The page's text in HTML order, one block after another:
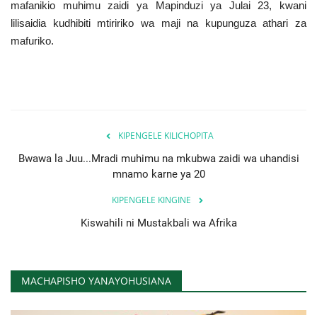
mafanikio muhimu zaidi ya Mapinduzi ya Julai 23, kwani
lilisaidia kudhibiti mtiririko wa maji na kupunguza athari za
mafuriko.
KIPENGELE KILICHOPITA
Bwawa la Juu...Mradi muhimu na mkubwa zaidi wa uhandisi
mnamo karne ya 20
KIPENGELE KINGINE
Kiswahili ni Mustakbali wa Afrika
MACHAPISHO YANAYOHUSIANA